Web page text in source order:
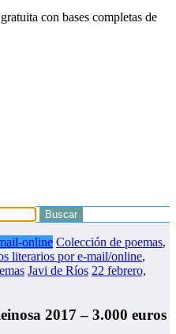
con bases completas de
online Colección de poemas,
literarios por e-mail/online,
Javi de Ríos 22 febrero,
2017 – 3.000 euros